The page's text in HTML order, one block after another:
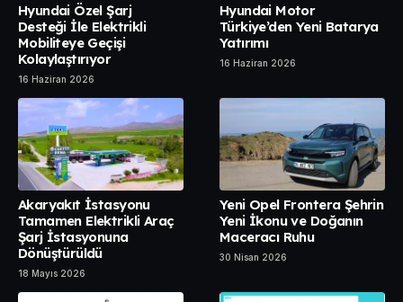
Hyundai Özel Şarj
Desteği İle Elektrikli
Mobiliteye Geçişi
Kolaylaştırıyor
16 Haziran 2026
Hyundai Motor
Türkiye’den Yeni Batarya
Yatırımı
16 Haziran 2026
Akaryakıt İstasyonu
Tamamen Elektrikli Araç
Şarj İstasyonuna
Dönüştürüldü
18 Mayıs 2026
Yeni Opel Frontera Şehrin
Yeni İkonu ve Doğanın
Maceracı Ruhu
30 Nisan 2026